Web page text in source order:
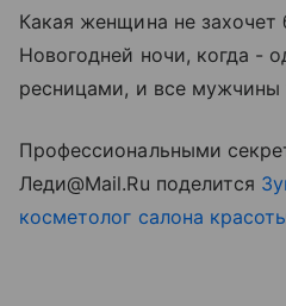
Какая женщина не захочет
Новогодней ночи, когда -
ресницами, и все мужчины
Профессиональными
Леди@Mail.Ru поделится
косметолог салона